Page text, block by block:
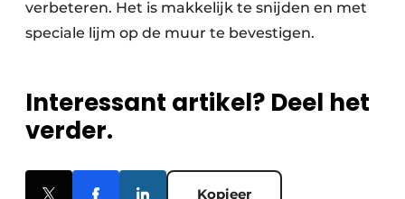
verbeteren. Het is makkelijk te snijden en met
speciale lijm op de muur te bevestigen.
Interessant artikel? Deel het
verder.
Kopieer